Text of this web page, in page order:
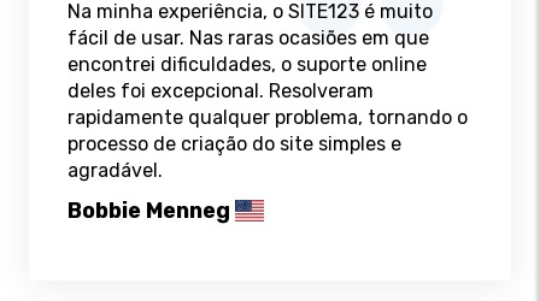
Na minha experiência, o SITE123 é muito
fácil de usar. Nas raras ocasiões em que
encontrei dificuldades, o suporte online
deles foi excepcional. Resolveram
rapidamente qualquer problema, tornando o
processo de criação do site simples e
agradável.
Bobbie Menneg